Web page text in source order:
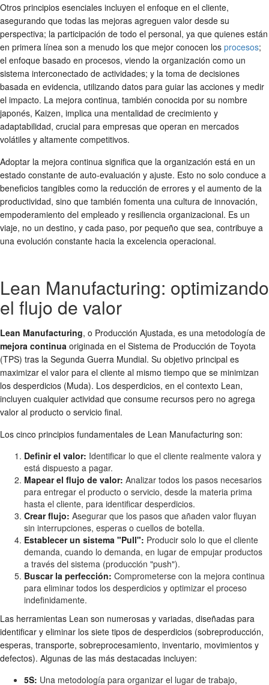
Otros principios esenciales incluyen el enfoque en el cliente,
asegurando que todas las mejoras agreguen valor desde su
perspectiva; la participación de todo el personal, ya que quienes están
en primera línea son a menudo los que mejor conocen los procesos;
el enfoque basado en procesos, viendo la organización como un
sistema interconectado de actividades; y la toma de decisiones
basada en evidencia, utilizando datos para guiar las acciones y medir
el impacto. La mejora continua, también conocida por su nombre
japonés, Kaizen, implica una mentalidad de crecimiento y
adaptabilidad, crucial para empresas que operan en mercados
volátiles y altamente competitivos.
Adoptar la mejora continua significa que la organización está en un
estado constante de auto-evaluación y ajuste. Esto no solo conduce a
beneficios tangibles como la reducción de errores y el aumento de la
productividad, sino que también fomenta una cultura de innovación,
empoderamiento del empleado y resiliencia organizacional. Es un
viaje, no un destino, y cada paso, por pequeño que sea, contribuye a
una evolución constante hacia la excelencia operacional.
Lean Manufacturing: optimizando
el flujo de valor
Lean Manufacturing, o Producción Ajustada, es una metodología de
mejora continua originada en el Sistema de Producción de Toyota
(TPS) tras la Segunda Guerra Mundial. Su objetivo principal es
maximizar el valor para el cliente al mismo tiempo que se minimizan
los desperdicios (Muda). Los desperdicios, en el contexto Lean,
incluyen cualquier actividad que consume recursos pero no agrega
valor al producto o servicio final.
Los cinco principios fundamentales de Lean Manufacturing son:
Definir el valor: Identificar lo que el cliente realmente valora y
está dispuesto a pagar.
Mapear el flujo de valor: Analizar todos los pasos necesarios
para entregar el producto o servicio, desde la materia prima
hasta el cliente, para identificar desperdicios.
Crear flujo: Asegurar que los pasos que añaden valor fluyan
sin interrupciones, esperas o cuellos de botella.
Establecer un sistema "Pull": Producir solo lo que el cliente
demanda, cuando lo demanda, en lugar de empujar productos
a través del sistema (producción "push").
Buscar la perfección: Comprometerse con la mejora continua
para eliminar todos los desperdicios y optimizar el proceso
indefinidamente.
Las herramientas Lean son numerosas y variadas, diseñadas para
identificar y eliminar los siete tipos de desperdicios (sobreproducción,
esperas, transporte, sobreprocesamiento, inventario, movimientos y
defectos). Algunas de las más destacadas incluyen:
5S: Una metodología para organizar el lugar de trabajo,